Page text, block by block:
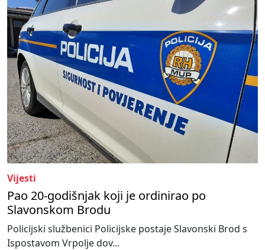
Vijesti
Pao 20-godišnjak koji je ordinirao po
Slavonskom Brodu
Policijski službenici Policijske postaje Slavonski Brod s
Ispostavom Vrpolje dov...